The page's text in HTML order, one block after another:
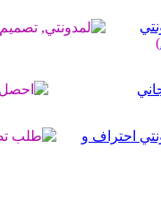
)
احتراف و